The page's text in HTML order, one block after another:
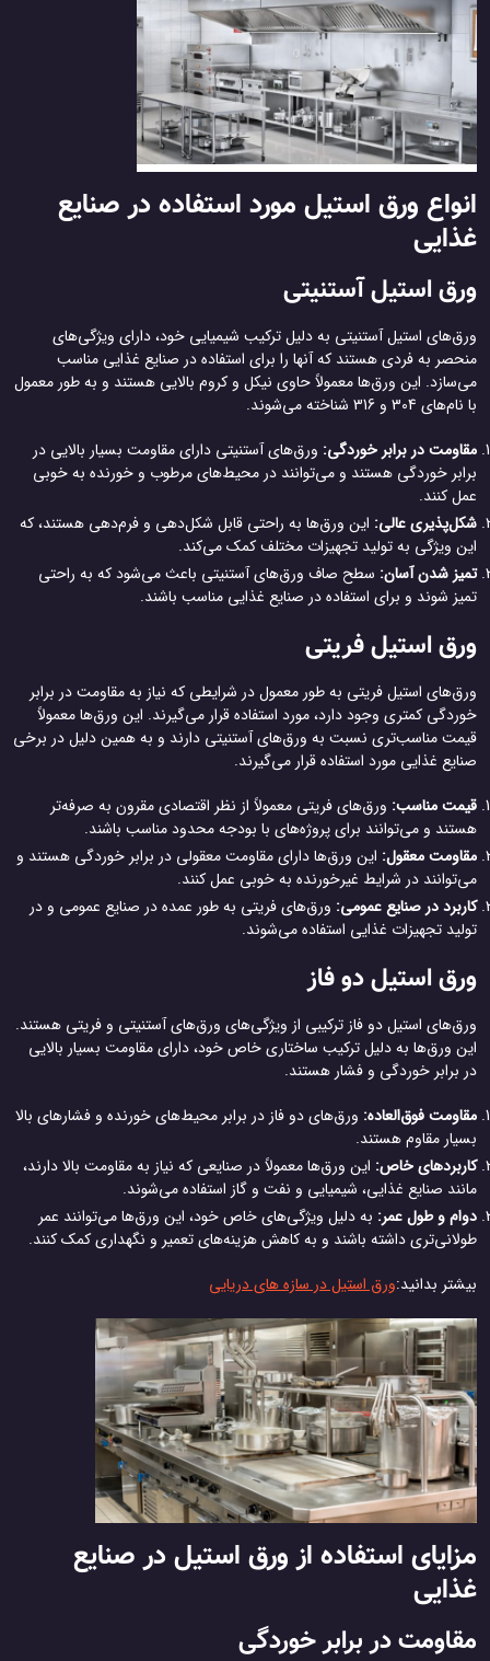
انواع ورق استیل مورد استفاده در صنایع
غذایی
ورق استیل آستنیتی
ورق‌های استیل آستنیتی به دلیل ترکیب شیمیایی خود، دارای ویژگی‌های
منحصر به فردی هستند که آنها را برای استفاده در صنایع غذایی مناسب
می‌سازد. این ورق‌ها معمولاً حاوی نیکل و کروم بالایی هستند و به طور معمول
با نام‌های 304 و 316 شناخته می‌شوند.
مقاومت در برابر خوردگی: ورق‌های آستنیتی دارای مقاومت بسیار بالایی در
برابر خوردگی هستند و می‌توانند در محیط‌های مرطوب و خورنده به خوبی
عمل کنند.
شکل‌پذیری عالی: این ورق‌ها به راحتی قابل شکل‌دهی و فرم‌دهی هستند، که
این ویژگی به تولید تجهیزات مختلف کمک می‌کند.
تمیز شدن آسان: سطح صاف ورق‌های آستنیتی باعث می‌شود که به راحتی
تمیز شوند و برای استفاده در صنایع غذایی مناسب باشند.
ورق استیل فریتی
ورق‌های استیل فریتی به طور معمول در شرایطی که نیاز به مقاومت در برابر
خوردگی کمتری وجود دارد، مورد استفاده قرار می‌گیرند. این ورق‌ها معمولاً
قیمت مناسب‌تری نسبت به ورق‌های آستنیتی دارند و به همین دلیل در برخی
صنایع غذایی مورد استفاده قرار می‌گیرند.
قیمت مناسب: ورق‌های فریتی معمولاً از نظر اقتصادی مقرون به صرفه‌تر
هستند و می‌توانند برای پروژه‌های با بودجه محدود مناسب باشند.
مقاومت معقول: این ورق‌ها دارای مقاومت معقولی در برابر خوردگی هستند و
می‌توانند در شرایط غیرخورنده به خوبی عمل کنند.
کاربرد در صنایع عمومی: ورق‌های فریتی به طور عمده در صنایع عمومی و در
تولید تجهیزات غذایی استفاده می‌شوند.
ورق استیل دو فاز
ورق‌های استیل دو فاز ترکیبی از ویژگی‌های ورق‌های آستنیتی و فریتی هستند.
این ورق‌ها به دلیل ترکیب ساختاری خاص خود، دارای مقاومت بسیار بالایی
در برابر خوردگی و فشار هستند.
مقاومت فوق‌العاده: ورق‌های دو فاز در برابر محیط‌های خورنده و فشارهای بالا
بسیار مقاوم هستند.
کاربردهای خاص: این ورق‌ها معمولاً در صنایعی که نیاز به مقاومت بالا دارند،
مانند صنایع غذایی، شیمیایی و نفت و گاز استفاده می‌شوند.
دوام و طول عمر: به دلیل ویژگی‌های خاص خود، این ورق‌ها می‌توانند عمر
طولانی‌تری داشته باشند و به کاهش هزینه‌های تعمیر و نگهداری کمک کنند.
بیشتر بدانید:ورق استیل در سازه های دریایی
مزایای استفاده از ورق استیل در صنایع
غذایی
مقاومت در برابر خوردگی